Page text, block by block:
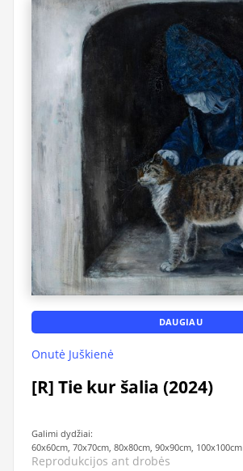
DAUGIAU
Onutė Juškienė
[R] Tie kur šalia (2024)
Galimi dydžiai:
60x60cm, 70x70cm, 80x80cm, 90x90cm, 100x100cm
Reprodukcijos ant drobės